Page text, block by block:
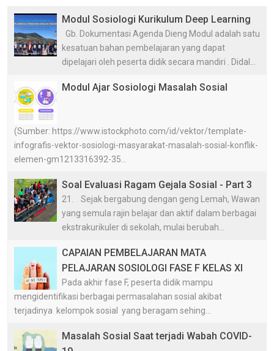
Modul Sosiologi Kurikulum Deep Learning
Gb. Dokumentasi Agenda Dieng Modul adalah satu
kesatuan bahan pembelajaran yang dapat
dipelajari oleh peserta didik secara mandiri . Didal...
Modul Ajar Sosiologi Masalah Sosial
(Sumber: https://www.istockphoto.com/id/vektor/template-
infografis-vektor-sosiologi-masyarakat-masalah-sosial-konflik-
elemen-gm1213316392-35...
Soal Evaluasi Ragam Gejala Sosial - Part 3
21. Sejak bergabung dengan geng Lemah, Wawan
yang semula rajin belajar dan aktif dalam berbagai
ekstrakurikuler di sekolah, mulai berubah...
CAPAIAN PEMBELAJARAN MATA
PELAJARAN SOSIOLOGI FASE F KELAS XI
Pada akhir fase F, peserta didik mampu
mengidentifikasi berbagai permasalahan sosial akibat
terjadinya kelompok sosial yang beragam sehing...
Masalah Sosial Saat terjadi Wabah COVID-